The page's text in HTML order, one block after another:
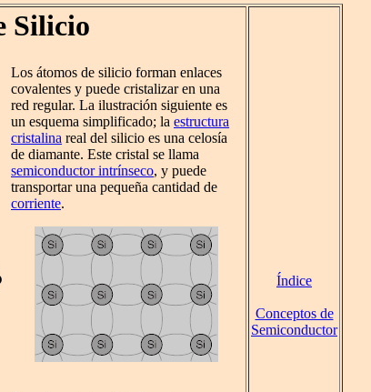
Silicio
Los átomos de silicio forman enlaces
covalentes y puede cristalizar en una
red regular. La ilustración siguiente es
un esquema simplificado; la estructura
cristalina real del silicio es una celosía
de diamante. Este cristal se llama
semiconductor intrínseco, y puede
transportar una pequeña cantidad de
corriente.
Índice
Conceptos de
Semiconductor